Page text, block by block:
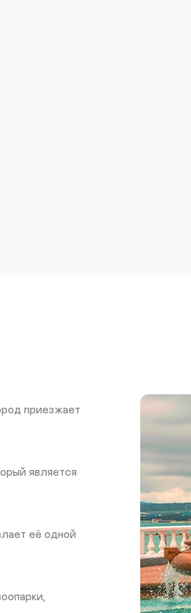
приезжает
является
её одной